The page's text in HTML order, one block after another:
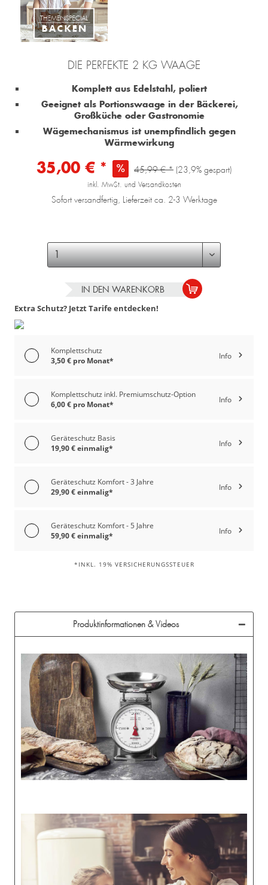
DIE PERFEKTE 2 KG WAAGE
Komplett aus Edelstahl, poliert
Geeignet als Portionswaage in der Bäckerei,
Großküche oder Gastronomie
Wägemechanismus ist unempfindlich gegen
Wärmewirkung
35,00 € * 45,99 € * (23,9% gespart)
inkl. MwSt. und Versandkosten
Sofort versandfertig, Lieferzeit ca. 2-3 Werktage
IN DEN WARENKORB
Extra Schutz? Jetzt Tarife entdecken!
Komplettschutz
3,50 € pro Monat*
Info
Komplettschutz inkl. Premiumschutz-Option
6,00 € pro Monat*
Info
Geräteschutz Basis
19,90 € einmalig*
Info
Geräteschutz Komfort - 3 Jahre
29,90 € einmalig*
Info
Geräteschutz Komfort - 5 Jahre
59,90 € einmalig*
Info
*INKL. 19% VERSICHERUNGSSTEUER
Produktinformationen & Videos